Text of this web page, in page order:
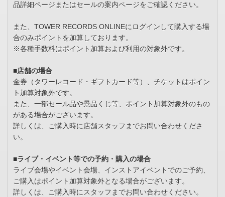
品詳細ページまたはセールの案内ページをご確認ください。
また、TOWER RECORDS ONLINEにログインして購入する場
合のみポイントを加算しております。
※各種手数料はポイント加算および利用の対象外です。
■店舗の場合
金券（タワーレコード・ギフトカード等）、チケットはポイン
ト加算対象外です。
また、一部セール品や景品くじ等、ポイント加算対象外のもの
がある場合がございます。
詳しくは、ご購入時に店舗スタッフまでお問い合わせくださ
い。
■ライブ・イベント等での予約・購入の場合
ライブ会場やイベント会場、インストアイベントでのご予約、
ご購入はポイント加算対象外となる場合がございます。
詳しくは、ご購入時にスタッフまでお問い合わせください。